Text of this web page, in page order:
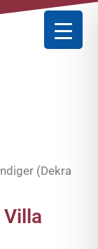
(Dekra
Villa